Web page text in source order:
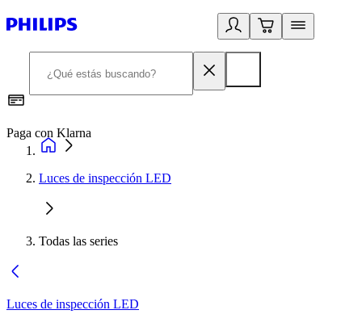
Paga con Klarna
Luces de inspección LED
Todas las series
Luces de inspección LED